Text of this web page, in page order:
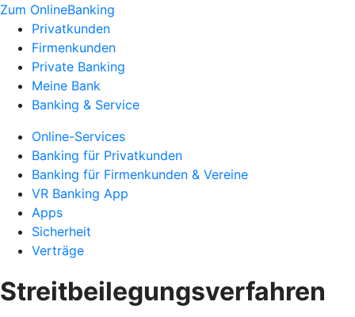
Zum OnlineBanking
Privatkunden
Firmenkunden
Private Banking
Meine Bank
Banking & Service
Online-Services
Banking für Privatkunden
Banking für Firmenkunden & Vereine
VR Banking App
Apps
Sicherheit
Verträge
Streitbeilegungsverfahren